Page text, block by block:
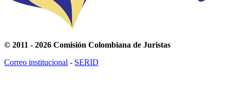
© 2011 - 2026 Comisión Colombiana de Juristas
Correo institucional - SERID